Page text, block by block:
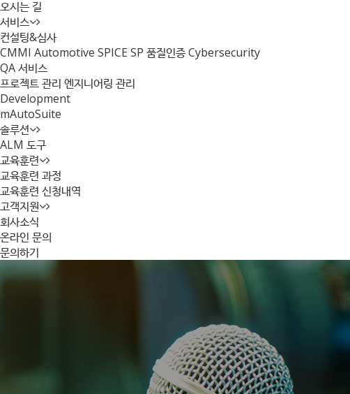
오시는 길
서비스
컨설팅&심사
CMMI Automotive SPICE SP 품질인증Cybersecurity
QA 서비스
프로젝트 관리 엔지니어링 관리
Development
mAutoSuite
솔루션
ALM 도구
교육훈련
교육훈련 과정
교육훈련 신청내역
고객지원
회사소식
온라인 문의
문의하기